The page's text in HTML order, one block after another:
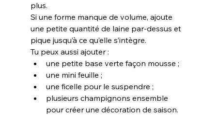
plus.
Si une forme manque de volume, ajoute
une petite quantité de laine par-dessus et
pique jusqu’à ce qu’elle s’intègre.
Tu peux aussi ajouter :
une petite base verte façon mousse ;
une mini feuille ;
une ficelle pour le suspendre ;
plusieurs champignons ensemble
pour créer une décoration de saison.